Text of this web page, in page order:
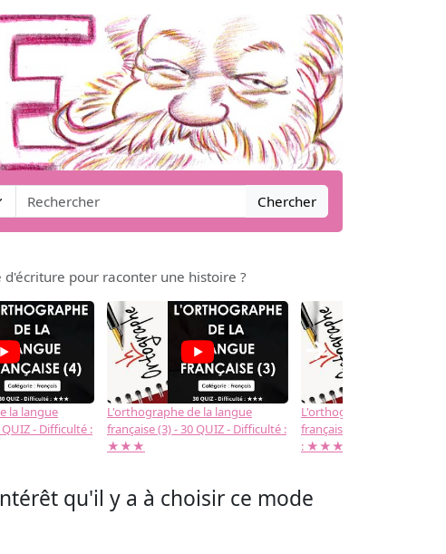
Chercher
pour raconter une histoire ?
la langue
- Difficulté :
L'orthographe de la langue
française (3) - 30 QUIZ - Difficulté :
★★★
L'orthographe de la langue
française (2) -( 20 QUIZ -
: ★★★
→
qu'il y a à choisir ce mode